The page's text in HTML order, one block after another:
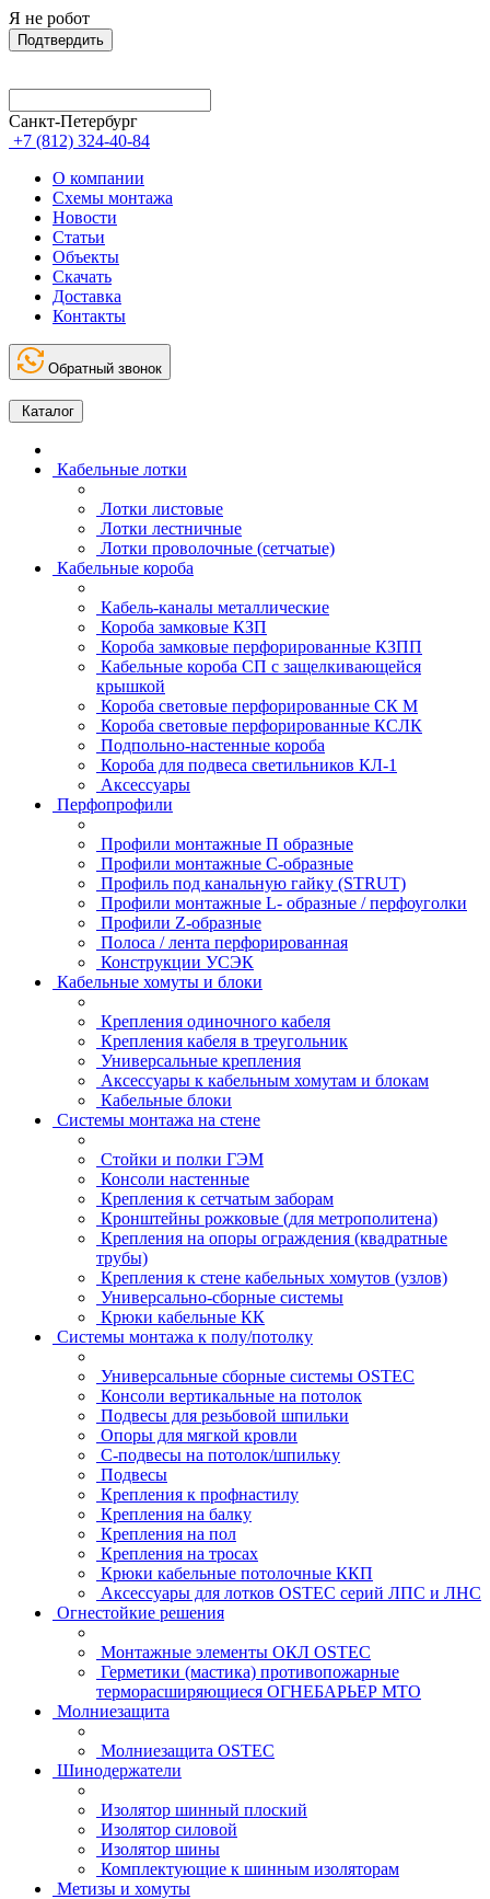
Я не робот
Подтвердить
Санкт-Петербург
+7 (812) 324-40-84
О компании
Схемы монтажа
Новости
Статьи
Объекты
Скачать
Доставка
Контакты
Обратный звонок
Каталог
Кабельные лотки
Лотки листовые
Лотки лестничные
Лотки проволочные (сетчатые)
Кабельные короба
Кабель-каналы металлические
Короба замковые КЗП
Короба замковые перфорированные КЗПП
Кабельные короба СП с защелкивающейся
крышкой
Короба световые перфорированные СК М
Короба световые перфорированные КСЛК
Подпольно-настенные короба
Короба для подвеса светильников КЛ-1
Аксессуары
Перфопрофили
Профили монтажные П образные
Профили монтажные C-образные
Профиль под канальную гайку (STRUT)
Профили монтажные L- образные / перфоуголки
Профили Z-образные
Полоса / лента перфорированная
Конструкции УСЭК
Кабельные хомуты и блоки
Крепления одиночного кабеля
Крепления кабеля в треугольник
Универсальные крепления
Аксессуары к кабельным хомутам и блокам
Кабельные блоки
Системы монтажа на стене
Стойки и полки ГЭМ
Консоли настенные
Крепления к сетчатым заборам
Кронштейны рожковые (для метрополитена)
Крепления на опоры ограждения (квадратные
трубы)
Крепления к стене кабельных хомутов (узлов)
Универсально-сборные системы
Крюки кабельные КК
Системы монтажа к полу/потолку
Универсальные сборные системы OSTEC
Консоли вертикальные на потолок
Подвесы для резьбовой шпильки
Опоры для мягкой кровли
С-подвесы на потолок/шпильку
Подвесы
Крепления к профнастилу
Крепления на балку
Крепления на пол
Крепления на тросах
Крюки кабельные потолочные ККП
Аксессуары для лотков OSTEC серий ЛПС и ЛНС
Огнестойкие решения
Монтажные элементы ОКЛ OSTEC
Герметики (мастика) противопожарные
терморасширяющиеся ОГНЕБАРЬЕР МТО
Молниезащита
Молниезащита OSTEC
Шинодержатели
Изолятор шинный плоский
Изолятор силовой
Изолятор шины
Комплектующие к шинным изоляторам
Метизы и хомуты